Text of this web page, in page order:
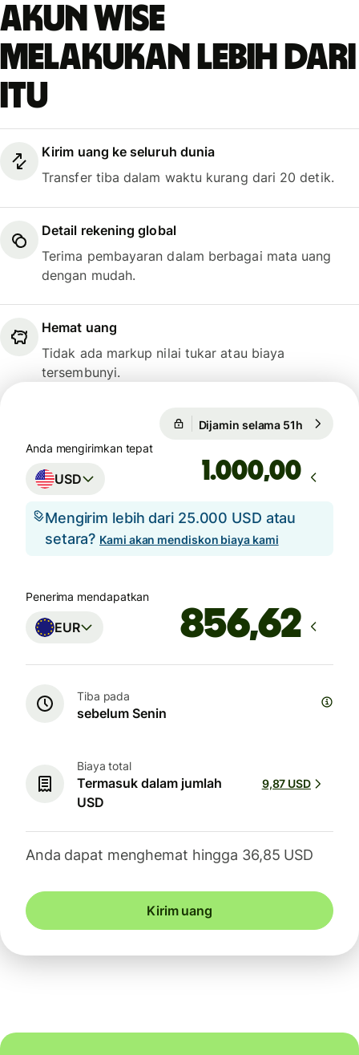
Akun Wise
melakukan lebih dari
itu
Kirim uang ke seluruh dunia
Transfer tiba dalam waktu kurang dari 20 detik.
Detail rekening global
Terima pembayaran dalam berbagai mata uang
dengan mudah.
Hemat uang
Tidak ada markup nilai tukar atau biaya
tersembunyi.
Dijamin selama 51h
Anda mengirimkan tepat
USD ,00
Mengirim lebih dari 25.000 USD atau
setara? Kami akan mendiskon biaya kami
Penerima mendapatkan
EUR
Tiba pada
sebelum Senin
Biaya total
Termasuk dalam jumlah
USD
9,87 USD
Anda dapat menghemat hingga 36,85 USD
Kirim uang